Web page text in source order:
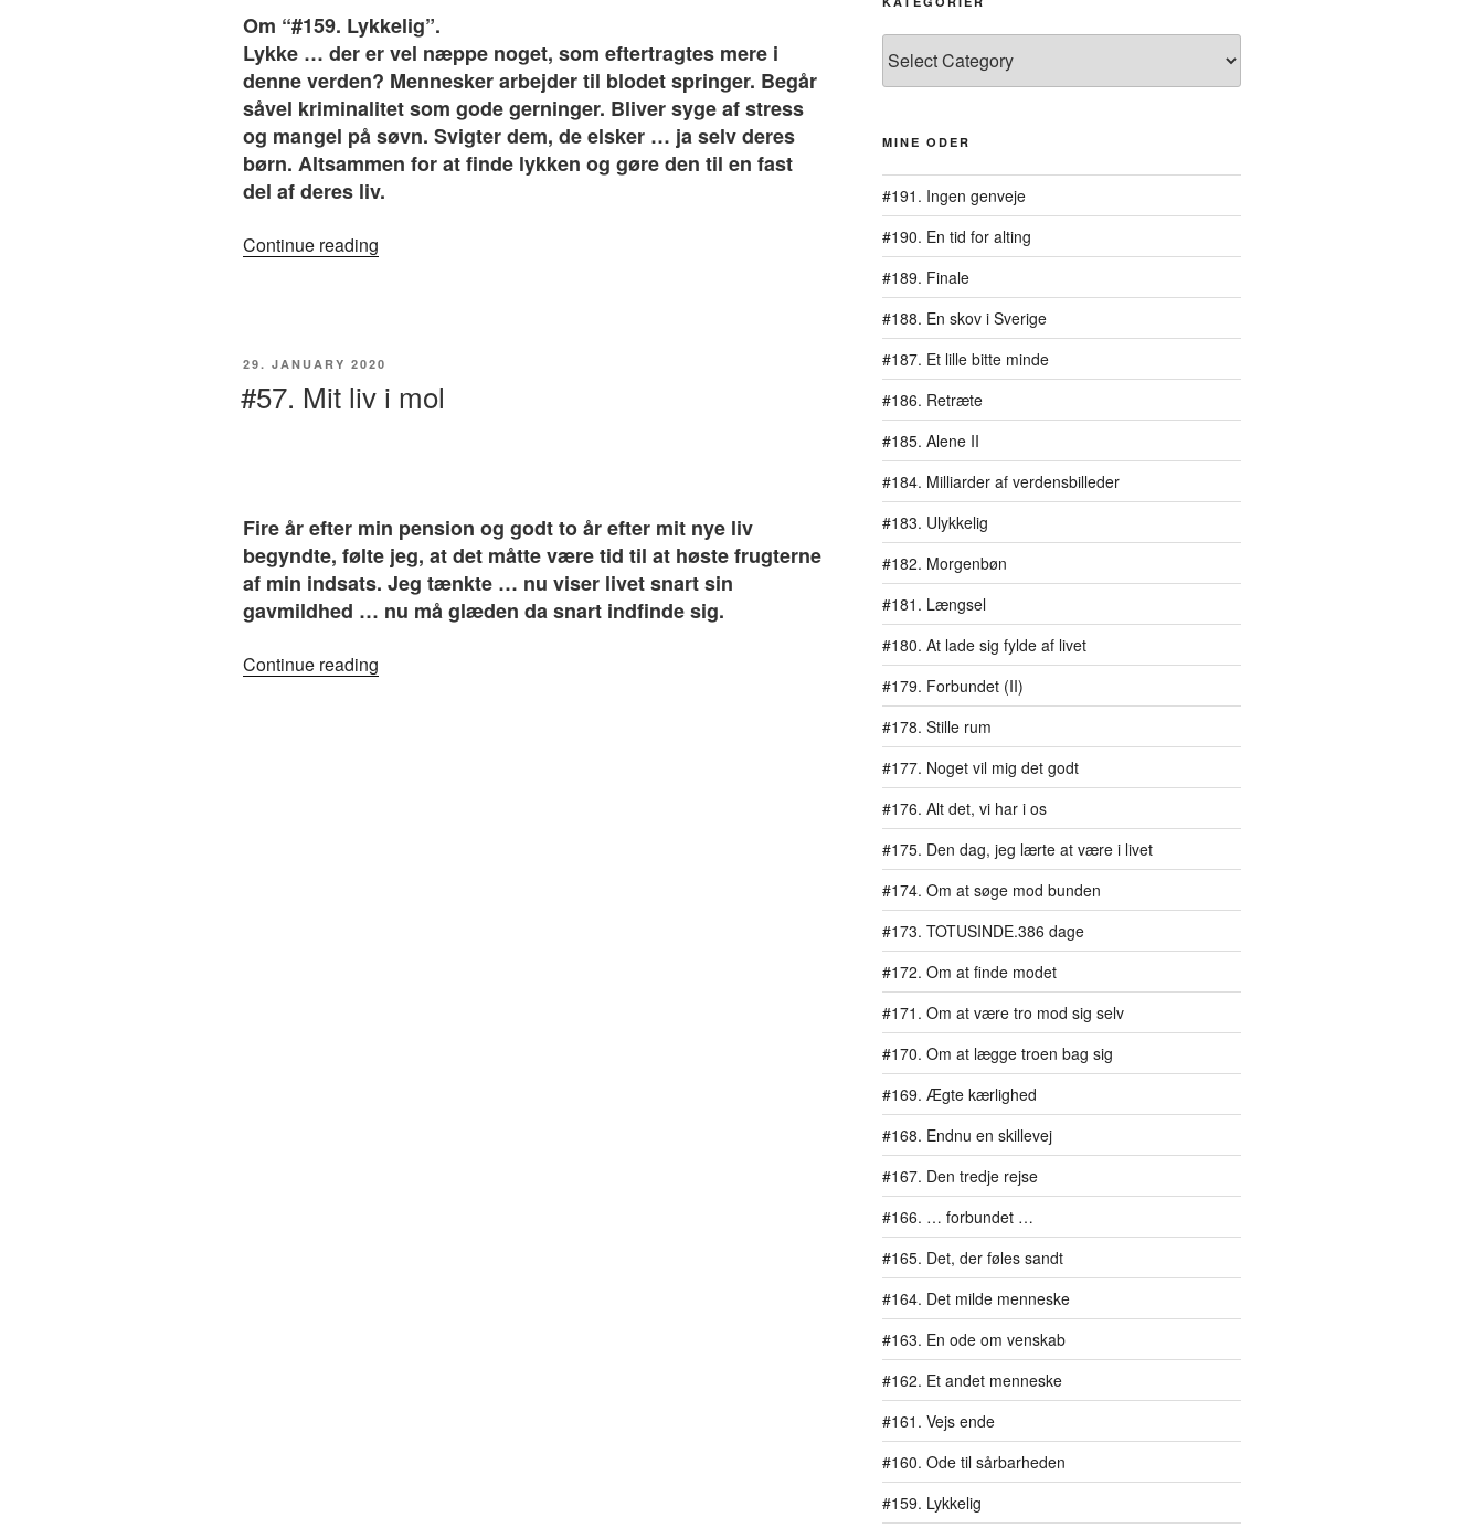
Om “#159. Lykkelig”.
Lykke … der er vel næppe noget, som eftertragtes mere i
denne verden? Mennesker arbejder til blodet springer. Begår
såvel kriminalitet som gode gerninger. Bliver syge af stress
og mangel på søvn. Svigter dem, de elsker … ja selv deres
børn. Altsammen for at finde lykken og gøre den til en fast
del af deres liv.
Continue reading
POSTED
29. JANUARY 2020
#57. Mit liv i mol
Fire år efter min pension og godt to år efter mit nye liv
begyndte, følte jeg, at det måtte være tid til at høste frugterne
af min indsats. Jeg tænkte … nu viser livet snart sin
gavmildhed … nu må glæden da snart indfinde sig.
Continue reading
MINE ODER
#191. Ingen genveje
#190. En tid for alting
#189. Finale
#188. En skov i Sverige
#187. Et lille bitte minde
#186. Retræte
#185. Alene II
#184. Milliarder af verdensbilleder
#183. Ulykkelig
#182. Morgenbøn
#181. Længsel
#180. At lade sig fylde af livet
#179. Forbundet (II)
#178. Stille rum
#177. Noget vil mig det godt
#176. Alt det, vi har i os
#175. Den dag, jeg lærte at være i livet
#174. Om at søge mod bunden
#173. TOTUSINDE.386 dage
#172. Om at finde modet
#171. Om at være tro mod sig selv
#170. Om at lægge troen bag sig
#169. Ægte kærlighed
#168. Endnu en skillevej
#167. Den tredje rejse
#166. … forbundet …
#165. Det, der føles sandt
#164. Det milde menneske
#163. En ode om venskab
#162. Et andet menneske
#161. Vejs ende
#160. Ode til sårbarheden
#159. Lykkelig